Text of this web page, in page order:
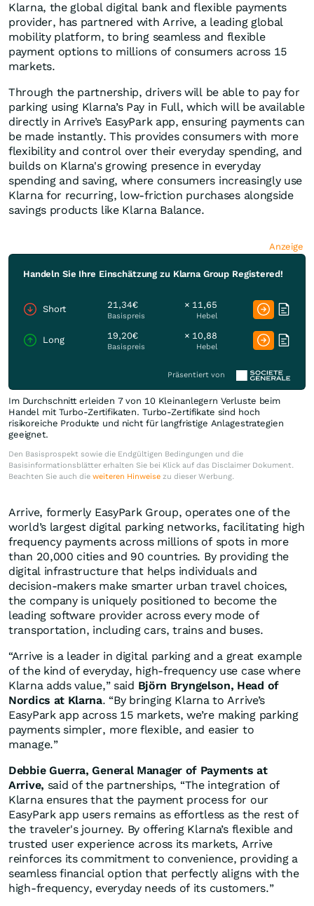
Klarna, the global digital bank and flexible payments
provider, has partnered with Arrive, a leading global
mobility platform, to bring seamless and flexible
payment options to millions of consumers across 15
markets.
Through the partnership, drivers will be able to pay for
parking using Klarna’s Pay in Full, which will be available
directly in Arrive’s EasyPark app, ensuring payments can
be made instantly. This provides consumers with more
flexibility and control over their everyday spending, and
builds on Klarna's growing presence in everyday
spending and saving, where consumers increasingly use
Klarna for recurring, low-friction purchases alongside
savings products like Klarna Balance.
Anzeige
Handeln Sie Ihre Einschätzung zu Klarna Group Registered!
Short 21,34€
Basispreis
× 11,65
Hebel
Long 19,20€
Basispreis
× 10,88
Hebel
Präsentiert von
Im Durchschnitt erleiden 7 von 10 Kleinanlegern Verluste beim
Handel mit Turbo-Zertifikaten. Turbo-Zertifikate sind hoch
risikoreiche Produkte und nicht für langfristige Anlagestrategien
geeignet.
Den Basisprospekt sowie die Endgültigen Bedingungen und die
Basisinformationsblätter erhalten Sie bei Klick auf das Disclaimer Dokument.
Beachten Sie auch die weiteren Hinweise zu dieser Werbung.
Arrive, formerly EasyPark Group, operates one of the
world’s largest digital parking networks, facilitating high
frequency payments across millions of spots in more
than 20,000 cities and 90 countries. By providing the
digital infrastructure that helps individuals and
decision-makers make smarter urban travel choices,
the company is uniquely positioned to become the
leading software provider across every mode of
transportation, including cars, trains and buses.
“Arrive is a leader in digital parking and a great example
of the kind of everyday, high-frequency use case where
Klarna adds value,” said Björn Bryngelson, Head of
Nordics at Klarna. “By bringing Klarna to Arrive’s
EasyPark app across 15 markets, we’re making parking
payments simpler, more flexible, and easier to
manage.”
Debbie Guerra, General Manager of Payments at
Arrive, said of the partnerships, “The integration of
Klarna ensures that the payment process for our
EasyPark app users remains as effortless as the rest of
the traveler's journey. By offering Klarna’s flexible and
trusted user experience across its markets, Arrive
reinforces its commitment to convenience, providing a
seamless financial option that perfectly aligns with the
high-frequency, everyday needs of its customers.”